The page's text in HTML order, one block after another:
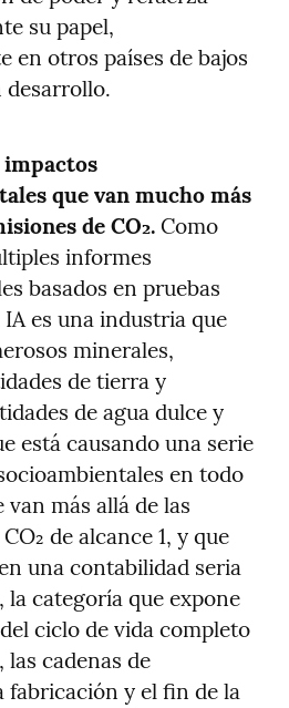
su papel,
en otros países de bajos
desarrollo.
impactos
que van mucho más
de CO₂. Como
informes
basados en pruebas
es una industria que
minerales,
de tierra y
de agua dulce y
está causando una serie
en todo
más allá de las
de alcance 1, y que
una contabilidad seria
la categoría que expone
ciclo de vida completo
cadenas de
fabricación y el fin de la